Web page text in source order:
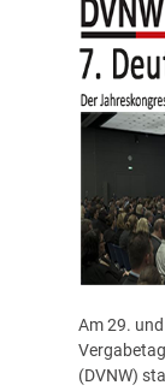
Am 29.
Vergabetag
(DVNW)